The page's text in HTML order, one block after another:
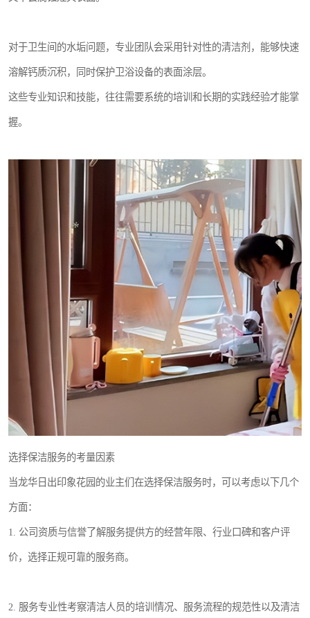
对于卫生间的水垢问题，专业团队会采用针对性的清洁剂，能够快速
溶解钙质沉积，同时保护卫浴设备的表面涂层。
这些专业知识和技能，往往需要系统的培训和长期的实践经验才能掌
握。
选择保洁服务的考量因素
当龙华日出印象花园的业主们在选择保洁服务时，可以考虑以下几个
方面：
1. 公司资质与信誉了解服务提供方的经营年限、行业口碑和客户评
价，选择正规可靠的服务商。
2. 服务专业性考察清洁人员的培训情况、服务流程的规范性以及清洁